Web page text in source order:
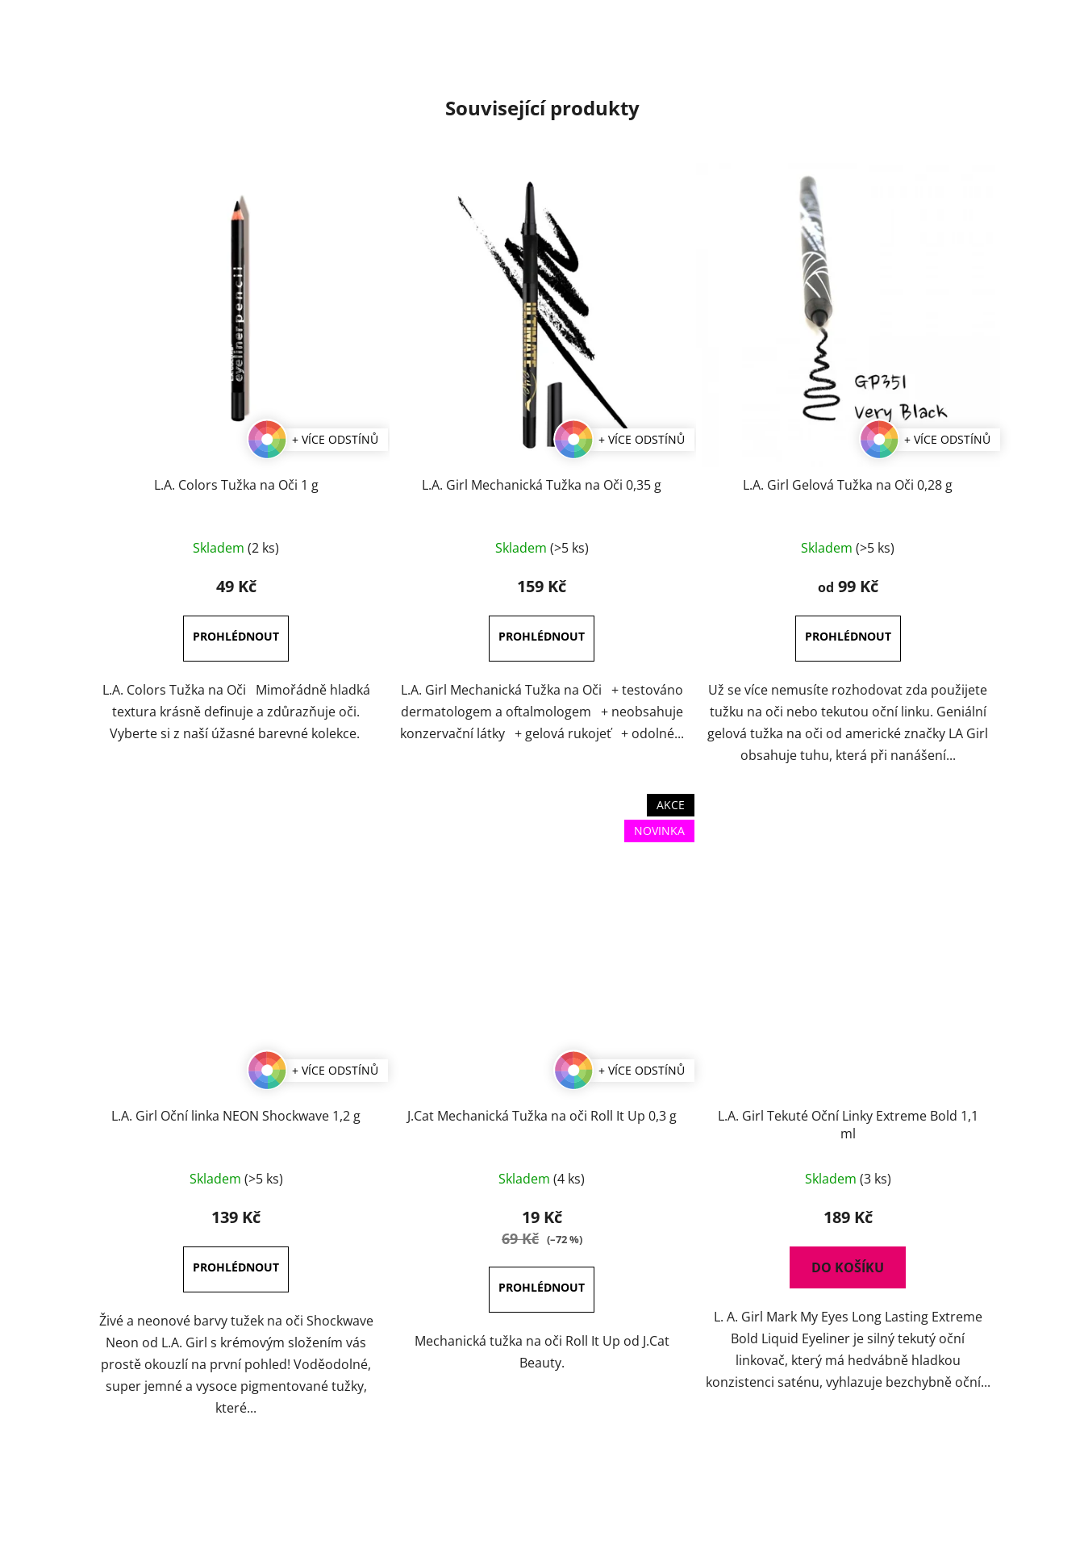
Související produkty
+ VÍCE ODSTÍNŮ
L.A. Colors Tužka na Oči 1 g
hodnocení
produktu
5,0
z
5
hvězdiček.
Skladem(2 ks)
49 Kč
L.A. Colors Tužka na Oči Mimořádně hladká
textura krásně definuje a zdůrazňuje oči.
Vyberte si z naší úžasné barevné kolekce.
+ VÍCE ODSTÍNŮ
L.A. Girl Mechanická Tužka na Oči 0,35 g
hodnocení
produktu
5,0
z
5
hvězdiček.
Skladem (>5 ks)
159 Kč
L.A. Girl Mechanická Tužka na Oči + testováno
dermatologem a oftalmologem + neobsahuje
konzervační látky + gelová rukojeť + odolné...
+ VÍCE ODSTÍNŮ
L.A. Girl Gelová Tužka na Oči 0,28 g
hodnocení
produktu
4,0
z
5
hvězdiček.
Skladem(>5 ks)
od 99 Kč
Už se více nemusíte rozhodovat zda použijete
tužku na oči nebo tekutou oční linku. Geniální
gelová tužka na oči od americké značky LA Girl
obsahuje tuhu, která při nanášení...
+ VÍCE ODSTÍNŮ
L.A. Girl Oční linka NEON Shockwave 1,2 g
hodnocení
produktu
4,7
z
5
hvězdiček.
Skladem (>5 ks)
139 Kč
Živé a neonové barvy tužek na oči Shockwave
Neon od L.A. Girl s krémovým složením vás
prostě okouzlí na první pohled! Voděodolné,
super jemné a vysoce pigmentované tužky,
které...
AKCE
NOVINKA
+ VÍCE ODSTÍNŮ
J.Cat Mechanická Tužka na oči Roll It Up 0,3 g
hodnocení
produktu
5
hvězdiček.
Skladem(4 ks)
19 Kč
69 Kč (–72 %)
Mechanická tužka na oči Roll It Up od J.Cat
Beauty.
L.A. Girl Tekuté Oční Linky Extreme Bold 1,1
ml
hodnocení
produktu
5,0
z
hvězdiček.
Skladem (3 ks)
189 Kč
DO KOŠÍKU
L. A. Girl Mark My Eyes Long Lasting Extreme
Bold Liquid Eyeliner je silný tekutý oční
linkovač, který má hedvábně hladkou
konzistenci saténu, vyhlazuje bezchybně oční...